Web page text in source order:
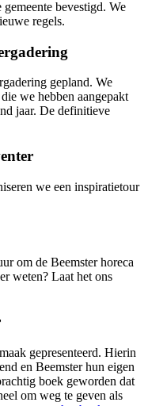
bevestigd. We
regels.
gepland. We
we hebben aangepakt
jaar. De definitieve
we een inspiratietour
om de Beemster horeca
weten? Laat het ons
gepresenteerd. Hierin
en Beemster hun eigen
boek geworden dat
om weg te geven als